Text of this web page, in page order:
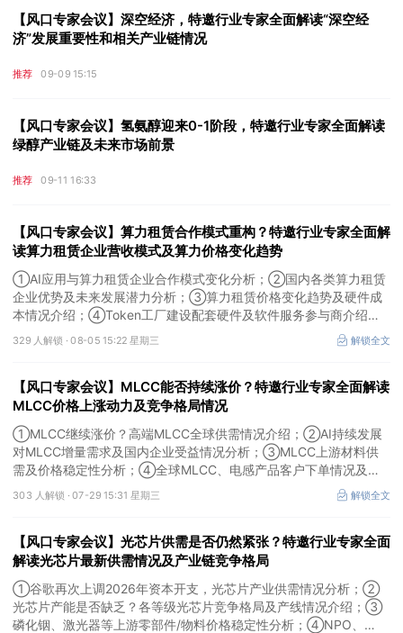
【风口专家会议】深空经济，特邀行业专家全面解读“深空经
济”发展重要性和相关产业链情况
推荐 09-09 15:15
【风口专家会议】氢氨醇迎来0-1阶段，特邀行业专家全面解读
绿醇产业链及未来市场前景
推荐 09-11 16:33
【风口专家会议】算力租赁合作模式重构？特邀行业专家全面解
读算力租赁企业营收模式及算力价格变化趋势
①AI应用与算力租赁企业合作模式变化分析；②国内各类算力租赁
企业优势及未来发展潜力分析；③算力租赁价格变化趋势及硬件成
本情况介绍；④Token工厂建设配套硬件及软件服务参与商介绍。
本场风口专家会议将于8月5日（周三）19:00举行，特邀行业专家全
面解读算力租赁企业营收模式及算力价格变化趋势。
329 人解锁 ·08-05 15:22 星期三 解锁全文
【风口专家会议】MLCC能否持续涨价？特邀行业专家全面解读
MLCC价格上涨动力及竞争格局情况
①MLCC继续涨价？高端MLCC全球供需情况介绍；②AI持续发展
对MLCC增量需求及国内企业受益情况分析；③MLCC上游材料供
需及价格稳定性分析；④全球MLCC、电感产品客户下单情况及未
来扩产难度解析。本场风口专家会议将于7月29日（周三）20:30举
行，特邀行业专家全面解读MLCC价格上涨动力及竞争格局情况。
303 人解锁 ·07-29 15:31 星期三 解锁全文
【风口专家会议】光芯片供需是否仍然紧张？特邀行业专家全面
解读光芯片最新供需情况及产业链竞争格局
①谷歌再次上调2026年资本开支，光芯片产业供需情况分析；②
光芯片产能是否缺乏？各等级光芯片竞争格局及产线情况介绍；③
磷化铟、激光器等上游零部件/物料价格稳定性分析；④NPO、